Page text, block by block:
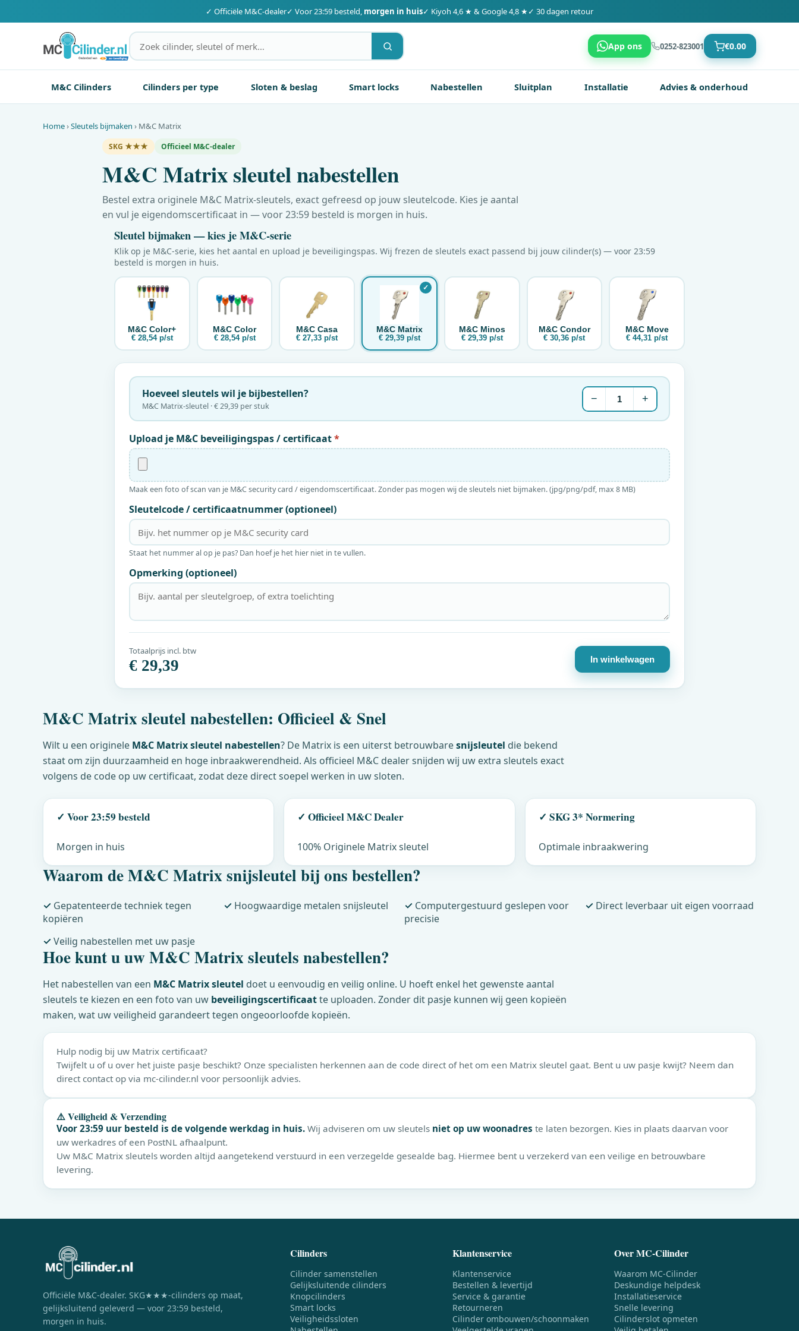
✓ Officiële M&C-dealer✓ Voor 23:59 besteld, morgen in huis✓ Kiyoh 4,6 ★ & Google 4,8 ★✓ 30 dagen retour
App ons 0252-823001 €0.00
M&C Cilinders Cilinders per type Sloten & beslag Smart locks Nabestellen Sluitplan Installatie Advies & onderhoud
Home›Sleutels bijmaken › M&C Matrix
SKG ★★★ Officieel M&C-dealer
M&C Matrix sleutel nabestellen
Bestel extra originele M&C Matrix-sleutels, exact gefreesd op jouw sleutelcode. Kies je aantal
en vul je eigendomscertificaat in — voor 23:59 besteld is morgen in huis.
Sleutel bijmaken — kies jeM&C-serie
Klik op je M&C-serie, kies het aantal en upload je beveiligingspas. Wij frezen de sleutels exact passend bij jouw cilinder(s) — voor 23:59
besteld is morgen in huis.
M&C Color+
€ 28,54 p/st
M&C Color
€ 28,54 p/st
M&C Casa
€ 27,33 p/st
M&CMatrix
€ 29,39 p/st
M&CMinos
€ 29,39 p/st
M&CCondor
€ 30,36 p/st
M&CMove
€ 44,31 p/st
Hoeveel sleutels wil je bijbestellen?
M&C Matrix-sleutel · € 29,39 per stuk
− +
Upload je M&C beveiligingspas / certificaat*
Maak een foto of scan van je M&Csecurity card / eigendomscertificaat. Zonder pas mogen wij de sleutels niet bijmaken. (jpg/png/pdf, max 8 MB)
Sleutelcode / certificaatnummer (optioneel)
Staat het nummer al op je pas? Dan hoef je het hier niet in te vullen.
Opmerking (optioneel)
Totaalprijs incl. btw
€ 29,39 In winkelwagen
M&C Matrix sleutel nabestellen: Officieel & Snel
Wilt u een originele M&C Matrix sleutel nabestellen? De Matrix is een uiterst betrouwbaresnijsleutel die bekend
staat om zijn duurzaamheid en hoge inbraakwerendheid. Als officieel M&C dealer snijden wij uw extra sleutels exact
volgens de code op uw certificaat, zodat deze direct soepel werken in uw sloten.
✓ Voor 23:59 besteld
Morgen in huis
✓ OfficieelM&CDealer
100% Originele Matrix sleutel
✓ SKG 3* Normering
Optimale inbraakwering
Waarom deM&C Matrix snijsleutel bij ons bestellen?
✓ Gepatenteerde techniek tegen
kopiëren
✓ Hoogwaardige metalen snijsleutel ✓ Computergestuurd geslepen voor
precisie
✓ Direct leverbaar uit eigen voorraad
✓Veilig nabestellen met uw pasje
Hoe kunt u uwM&C Matrix sleutels nabestellen?
Het nabestellen van een M&C Matrix sleutel doet u eenvoudig en veilig online. U hoeft enkel het gewenste aantal
sleutels te kiezen en een foto van uw beveiligingscertificaatte uploaden. Zonder dit pasje kunnen wij geen kopieën
maken, wat uw veiligheid garandeert tegen ongeoorloofde kopieën.
Hulp nodig bij uw Matrix certificaat?
Twijfelt u of u over het juiste pasje beschikt? Onze specialisten herkennen aan de code direct of het om een Matrix sleutel gaat. Bent u uw pasje kwijt? Neem dan
direct contact op via mc-cilinder.nl voor persoonlijk advies.
⚠️ Veiligheid & Verzending
Voor 23:59 uur besteld is de volgende werkdag in huis. Wij adviseren om uw sleutels niet op uw woonadres te laten bezorgen. Kies in plaats daarvan voor
uw werkadres of een PostNL afhaalpunt.
Uw M&C Matrix sleutels worden altijd aangetekend verstuurd in een verzegelde gesealde bag. Hiermee bent u verzekerd van een veilige en betrouwbare
levering.
Officiële M&C-dealer. SKG★★★-cilinders op maat,
gelijksluitend geleverd — voor 23:59 besteld,
morgen in huis.
Cilinders
Cilinder samenstellen
Gelijksluitende cilinders
Knopcilinders
Smart locks
Veiligheidssloten
Klantenservice
Klantenservice
Bestellen & levertijd
Service & garantie
Retourneren
Cilinder ombouwen/schoonmaken
Over MC-Cilinder
Waarom MC-Cilinder
Deskundige helpdesk
Installatieservice
Snelle levering
Cilinderslot opmeten